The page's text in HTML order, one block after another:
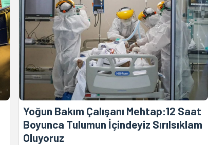
Yoğun Bakım Çalışanı Mehtap:12 Saat
Boyunca Tulumun İçindeyiz Sırılsıklam
Oluyoruz